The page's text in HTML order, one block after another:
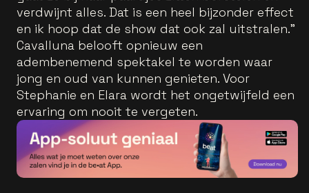
verdwijnt alles. Dat is een heel bijzonder effect
en ik hoop dat de show dat ook zal uitstralen.”
Cavalluna belooft opnieuw een
adembenemend spektakel te worden waar
jong en oud van kunnen genieten. Voor
Stephanie en Elara wordt het ongetwijfeld een
ervaring om nooit te vergeten.